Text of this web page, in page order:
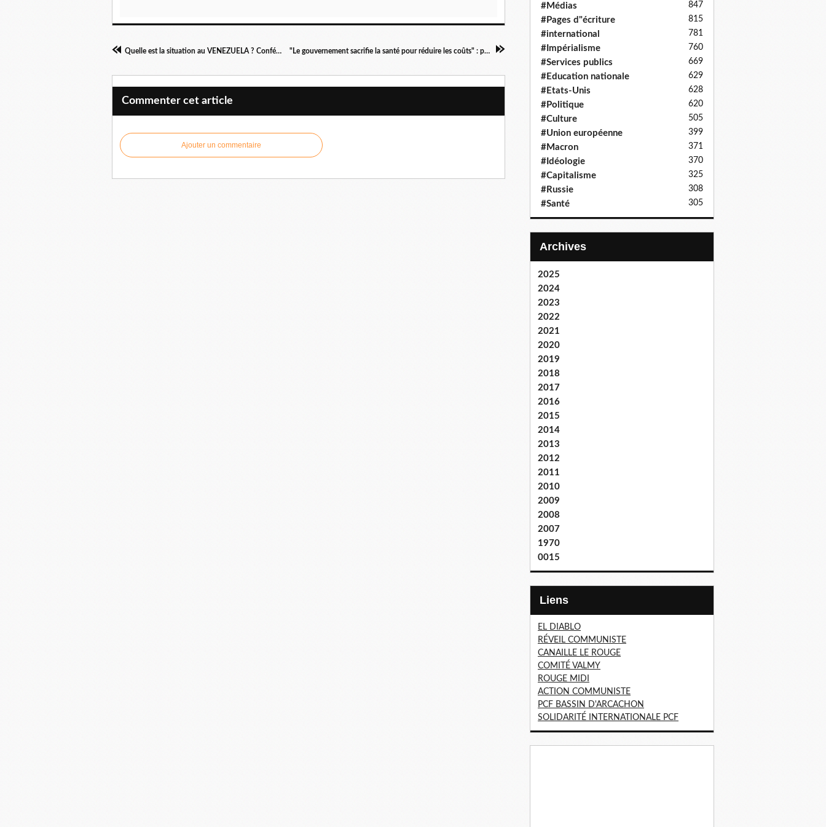
Quelle est la situation au VENEZUELA ? Conférence à Paris le 11 avril 2017 (VIDEO) "Le gouvernement sacrifie la santé pour réduire les coûts" : pourquoi les internes en médecine sont en colère
Commenter cet article
Ajouter un commentaire
#Médias 847
#Pages d"écriture 815
#international 781
#Impérialisme 760
#Services publics 669
#Education nationale 629
#Etats-Unis 628
#Politique 620
#Culture 505
#Union européenne 399
#Macron 371
#Idéologie 370
#Capitalisme 325
#Russie 308
#Santé 305
Archives
2025
2024
2023
2022
2021
2020
2019
2018
2017
2016
2015
2014
2013
2012
2011
2010
2009
2008
2007
1970
0015
Liens
EL DIABLO
RÉVEIL COMMUNISTE
CANAILLE LE ROUGE
COMITÉ VALMY
ROUGE MIDI
ACTION COMMUNISTE
PCF BASSIN D'ARCACHON
SOLIDARITÉ INTERNATIONALE PCF